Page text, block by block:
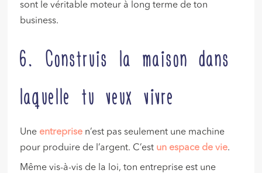
sont le véritable moteur à long terme de ton
business.
6. Construis la maison dans
laquelle tu veux vivre
Une entreprise n’est pas seulement une machine
pour produire de l’argent. C’est un espace de vie.
Même vis-à-vis de la loi, ton entreprise est une